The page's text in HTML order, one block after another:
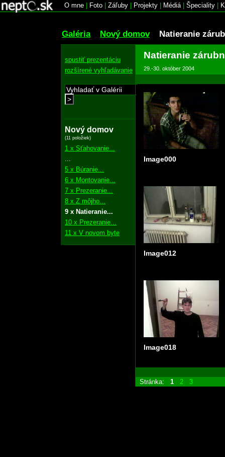
O mne Foto Záľuby Projekty Médiá| Špeciality
Galéria Nový domov Natieranie
spustiť prezentáciu
rozšírené vyhľadávanie
>
Nový domov
(11 položiek)
1 x Sťahovanie...
5 x Búranie...
6 x Montovanie...
7 x Prezeranie...
8 x Z môjho...
9 x Natieranie...
10 x Prezeranie...
11 x V novom byte
Natieranie
29.-30. október 2004
Image000
Image012
Image018
Stránka: 1 2 3